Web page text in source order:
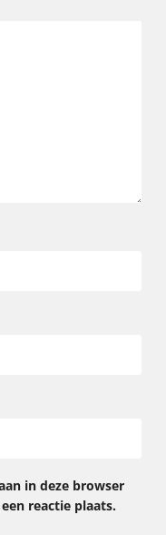
in deze browser
reactie plaats.